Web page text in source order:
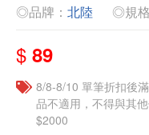
◎品牌： 北陸 ◎規
$ 89
8/8-8/10 單筆折扣後
品不適用，不得與其
$2000